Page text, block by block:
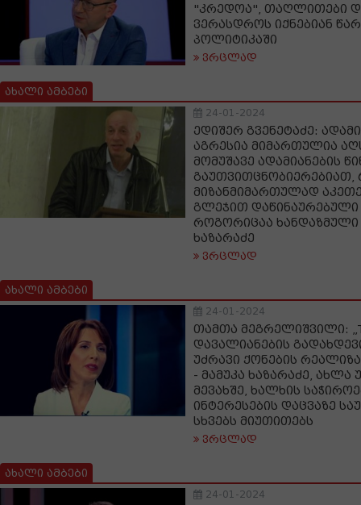
"კრედოა", თაღლითები
ვერასდროს იქნებიან
პოლიტიკაში
ვრცლად
ახალი ამბები
24-01-2024
ედიშერ გვენეტაძე:
აგრესია მიმართულია
მომუშავე ადამიანების
გაუთვითცნობიერებიათ,
მიზანმიმართულად
გლეჯით დაწინაურებული
როგორიცაა
ხაზარაძე
ვრცლად
ახალი ამბები
24-01-2024
თამთა მეგრელიშვილი:
დავალიანების
უძრავი ქონების
- მამუკა ხაზარაძე, ახლა
მევახშე, ხალხის
ინტერესების დაცვაზე
სხვებს მიუთითებს
ვრცლად
ახალი ამბები
24-01-2024